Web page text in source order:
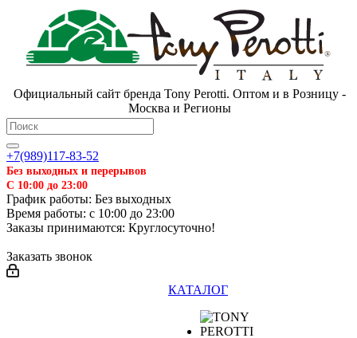
Официальный сайт бренда Tony Perotti. Оптом и в Розницу -
Москва и Регионы
+7(989)117-83-52
Без выходных и перерывов
С 10:00 до 23:00
График работы: Без выходных
Время работы: с 10:00 до 23:00
Заказы принимаются: Круглосуточно!
Заказать звонок
КАТАЛОГ